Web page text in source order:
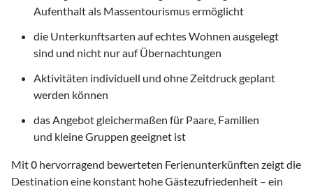
Aufenthalt als Massentourismus ermöglicht
die Unterkunftsarten auf echtes Wohnen ausgelegt
sind und nicht nur auf Übernachtungen
Aktivitäten individuell und ohne Zeitdruck geplant
werden können
das Angebot gleichermaßen für Paare, Familien
und kleine Gruppen geeignet ist
Mit0 hervorragend bewerteten Ferienunterkünften zeigt die
Destination eine konstant hohe Gästezufriedenheit – ein